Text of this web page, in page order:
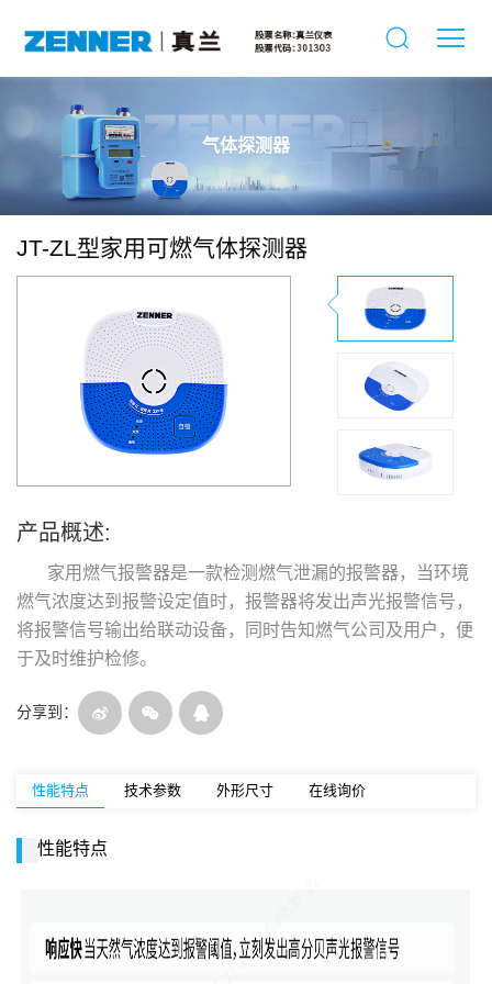
气体探测器
JT-ZL型家用可燃气体探测器
产品概述:
家用燃气报警器是一款检测燃气泄漏的报警器，当环境
燃气浓度达到报警设定值时，报警器将发出声光报警信号，
将报警信号输出给联动设备，同时告知燃气公司及用户，便
于及时维护检修。
分享到：
性能特点 技术参数 外形尺寸 在线询价
性能特点